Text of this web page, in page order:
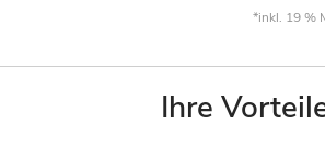
*inkl. 19 %
Ihre